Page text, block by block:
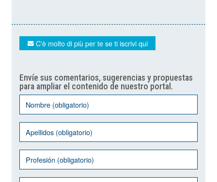
C'è molto di più per te se ti iscrivi qui
Envíe sus comentarios, sugerencias y propuestas
para ampliar el contenido de nuestro portal.